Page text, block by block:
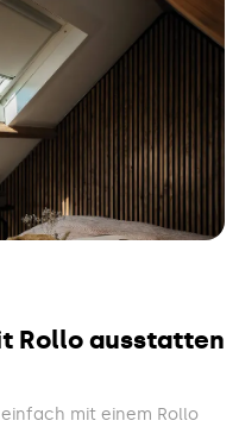
Rollo ausstatten
mit einem Rollo